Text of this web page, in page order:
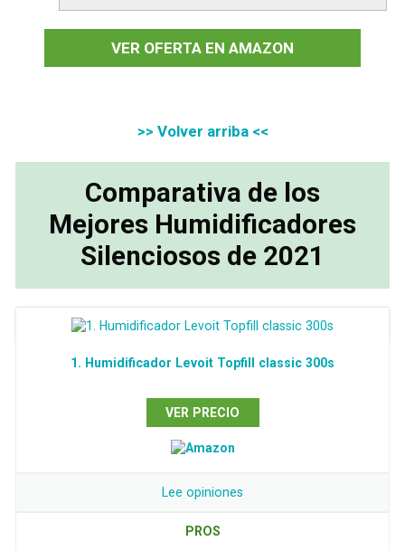
VER OFERTA EN AMAZON
>> Volver arriba <<
Comparativa de los
Mejores Humidificadores
Silenciosos de 2021
1. Humidificador Levoit Topfill classic 300s
VER PRECIO
Lee opiniones
PROS